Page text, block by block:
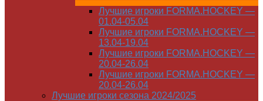
Лучшие игроки FORMA.HOCKEY —
01.04-05.04
Лучшие игроки FORMA.HOCKEY —
13.04-19.04
Лучшие игроки FORMA.HOCKEY —
20.04-26.04
Лучшие игроки FORMA.HOCKEY —
20.04-26.04
Лучшие игроки сезона 2024/2025